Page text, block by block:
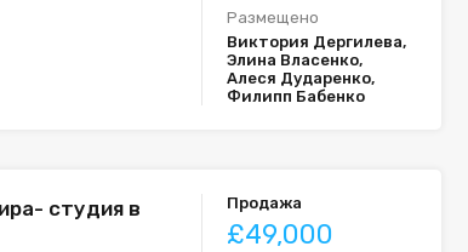
Размещено
Виктория Дергилева,
Элина Власенко,
Алеся Дударенко,
Филипп Бабенко
студия в
Продажа
£49,000